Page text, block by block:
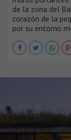
de la zona del
corazón de la
por su entorno